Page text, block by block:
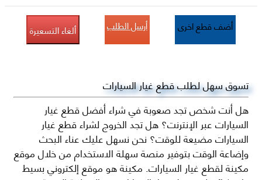
أضف قطع اخرى أرسل الطلب ألغاء التسعيرة
تسوق سهل لطلب قطع غيار السيارات
هل أنت شخص تجد صعوبة في شراء أفضل قطع غيار
السيارات عبر الإنترنت؟ هل تجد الخروج لشراء قطع غيار
السيارات مضيعة للوقت؟ نحن نسهل عليك عناء البحث
وإضاعة الوقت بتوفير منصة سهلة الاستخدام من خلال موقع
مكينة لقطع غيار السيارات. مكينة هو موقع إلكتروني بسيط